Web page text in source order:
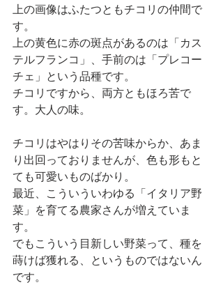
上の画像はふたつともチコリの仲間で
す。
上の黄色に赤の斑点があるのは「カス
テルフランコ」、手前のは「プレコー
チェ」という品種です。
チコリですから、両方ともほろ苦で
す。大人の味。
チコリはやはりその苦味からか、あま
り出回っておりませんが、色も形もと
ても可愛いものばかり。
最近、こういういわゆる「イタリア野
菜」を育てる農家さんが増えていま
す。
でもこういう目新しい野菜って、種を
蒔けば獲れる、というものではないん
です。